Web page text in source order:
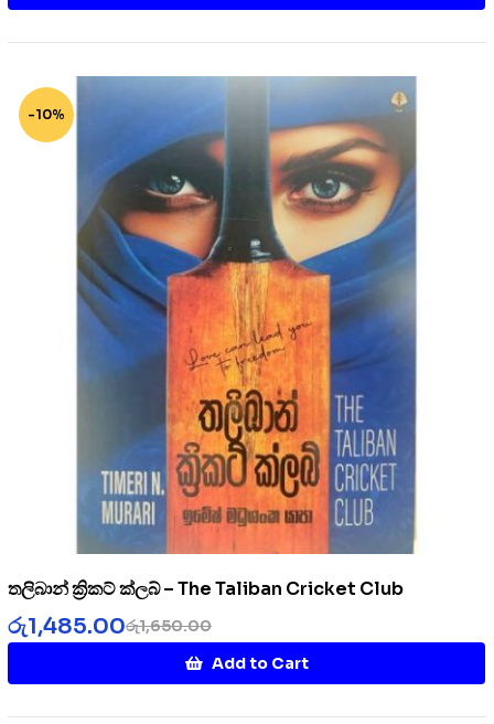
-10%
තලිබාන් ක්‍රිකට් ක්ලබ් – The Taliban Cricket Club
රු1,650.00
රු1,485.00
Add to Cart